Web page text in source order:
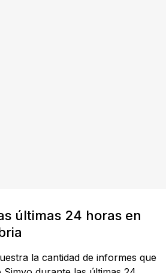
últimas 24 horas en
la cantidad de informes que